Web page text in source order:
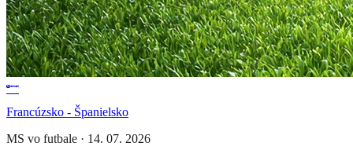
Francúzsko - Španielsko
MS vo futbale · 14. 07. 2026